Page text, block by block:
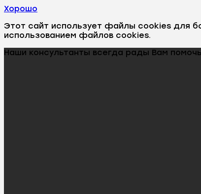
Хорошо
Этот сайт использует файлы cookies для
использованием файлов cookies.
Наши консультанты всегда рады Вам помочь